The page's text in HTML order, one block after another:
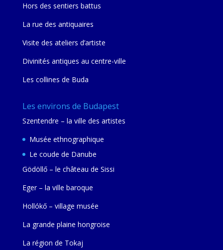
Hors des sentiers battus
La rue des antiquaires
Visite des ateliers d’artiste
Divinités antiques au centre-ville
Les collines de Buda
Les environs de Budapest
Szentendre – la ville des artistes
Musée ethnographique
Le coude de Danube
Gödöllő – le château de Sissi
Eger – la ville baroque
Hollókő – village musée
La grande plaine hongroise
La région de Tokaj